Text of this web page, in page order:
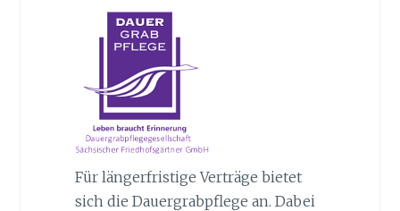
Für längerfristige Verträge bietet
sich die Dauergrabpflege an. Dabei